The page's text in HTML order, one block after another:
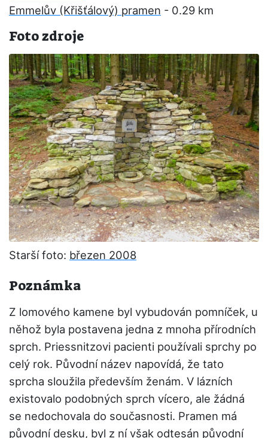
Emmelův (Křišťálový) pramen - 0.29 km
Foto zdroje
Starší foto: březen 2008
Poznámka
Z lomového kamene byl vybudován pomníček, u
něhož byla postavena jedna z mnoha přírodních
sprch. Priessnitzovi pacienti používali sprchy po
celý rok. Původní název napovídá, že tato
sprcha sloužila především ženám. V lázních
existovalo podobných sprch vícero, ale žádná
se nedochovala do současnosti. Pramen má
původní desku, byl z ní však odtesán původní